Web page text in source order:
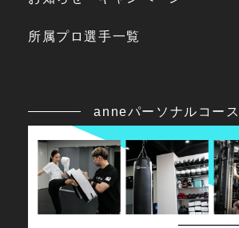
所属プロ選手一覧
anneパーソナルコース